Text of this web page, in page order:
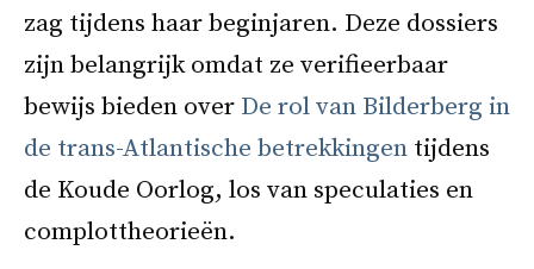
zag tijdens haar beginjaren. Deze dossiers
zijn belangrijk omdat ze verifieerbaar
bewijs bieden over De rol van Bilderberg in
de trans-Atlantische betrekkingen tijdens
de Koude Oorlog, los van speculaties en
complottheorieën.